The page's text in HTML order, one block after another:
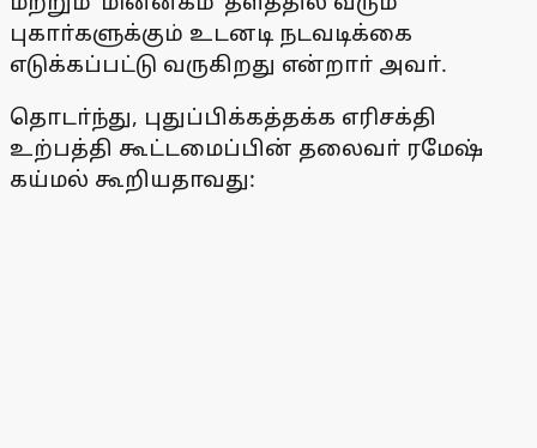
புகாா்களுக்கும் உடனடி நடவடிக்கை
எடுக்கப்பட்டு வருகிறது என்றாா் அவா்.
தொடா்ந்து, புதுப்பிக்கத்தக்க எரிசக்தி
உற்பத்தி கூட்டமைப்பின் தலைவா் ரமேஷ்
கய்மல் கூறியதாவது: